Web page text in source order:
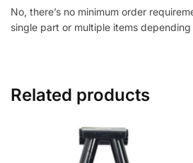
No, there’s no minimum order
single part or multiple items
Related products